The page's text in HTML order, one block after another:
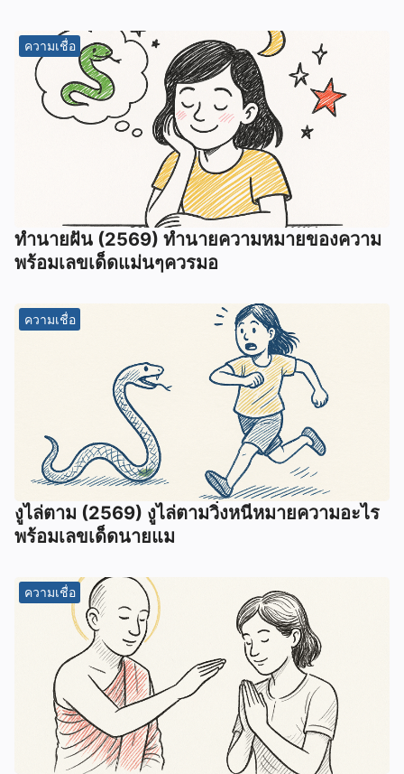
ความเชื่อ
ทํานายฝัน (2569) ทํานายความหมายของความ
พร้อมเลขเด็ดแม่นๆควรมอ
ความเชื่อ
งูไล่ตาม (2569) งูไล่ตามวิ่งหนีหมายความอะไร
พร้อมเลขเด็ดนายแม
ความเชื่อ